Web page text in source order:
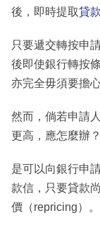
後，即時提取貸款
只要遞交轉按申
後即使銀行轉按
亦完全毋須要擔心
然而，倘若申請
更高，應怎麼辦？
是可以向銀行申
款信，只要貸款
價（repricing）。